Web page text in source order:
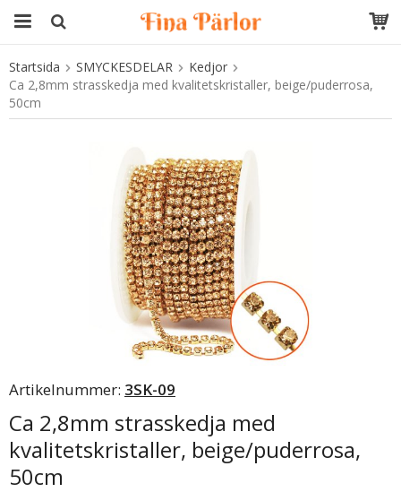
Produkten har blivit tillagd i varukorgen
Startsida SMYCKESDELAR
Kedjor
Ca 2,8mm strasskedja med kvalitetskristaller, beige/puderrosa,
50cm
Artikelnummer: 3SK-09
Ca 2,8mm strasskedja med
kvalitetskristaller, beige/puderrosa,
50cm